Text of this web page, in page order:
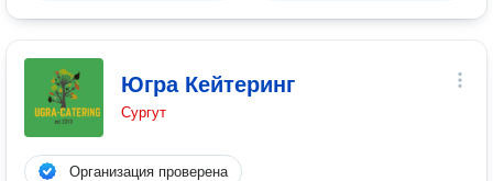
Югра Кейтеринг
Сургут
Организация проверена